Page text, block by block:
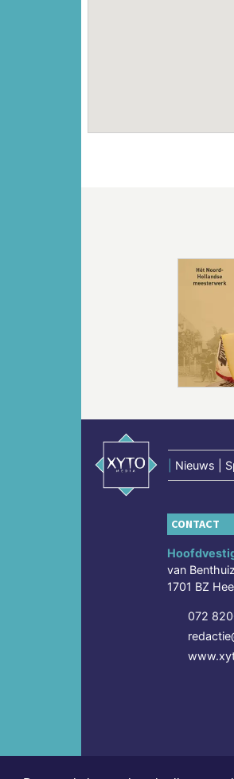
Nieuws |
CONTACT
van
1701 BZ
072